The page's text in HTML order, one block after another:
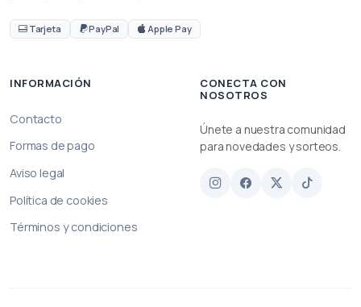
Tarjeta PayPal Apple Pay
INFORMACIÓN
Contacto
Formas de pago
Aviso legal
Política de cookies
Términos y condiciones
CONECTA CON
NOSOTROS
Únete a nuestra comunidad
para novedades y sorteos.